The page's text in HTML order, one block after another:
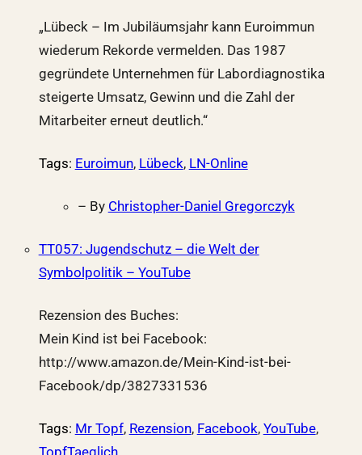
„Lübeck – Im Jubiläumsjahr kann Euroimmun
wiederum Rekorde vermelden. Das 1987
gegründete Unternehmen für Labordiagnostika
steigerte Umsatz, Gewinn und die Zahl der
Mitarbeiter erneut deutlich.“
Tags: Euroimun, Lübeck, LN-Online
– By Christopher-Daniel Gregorczyk
TT057: Jugendschutz – die Welt der
Symbolpolitik – YouTube
Rezension des Buches:
Mein Kind ist bei Facebook:
http://www.amazon.de/Mein-Kind-ist-bei-
Facebook/dp/3827331536
Tags: Mr Topf, Rezension, Facebook, YouTube,
TopfTaeglich